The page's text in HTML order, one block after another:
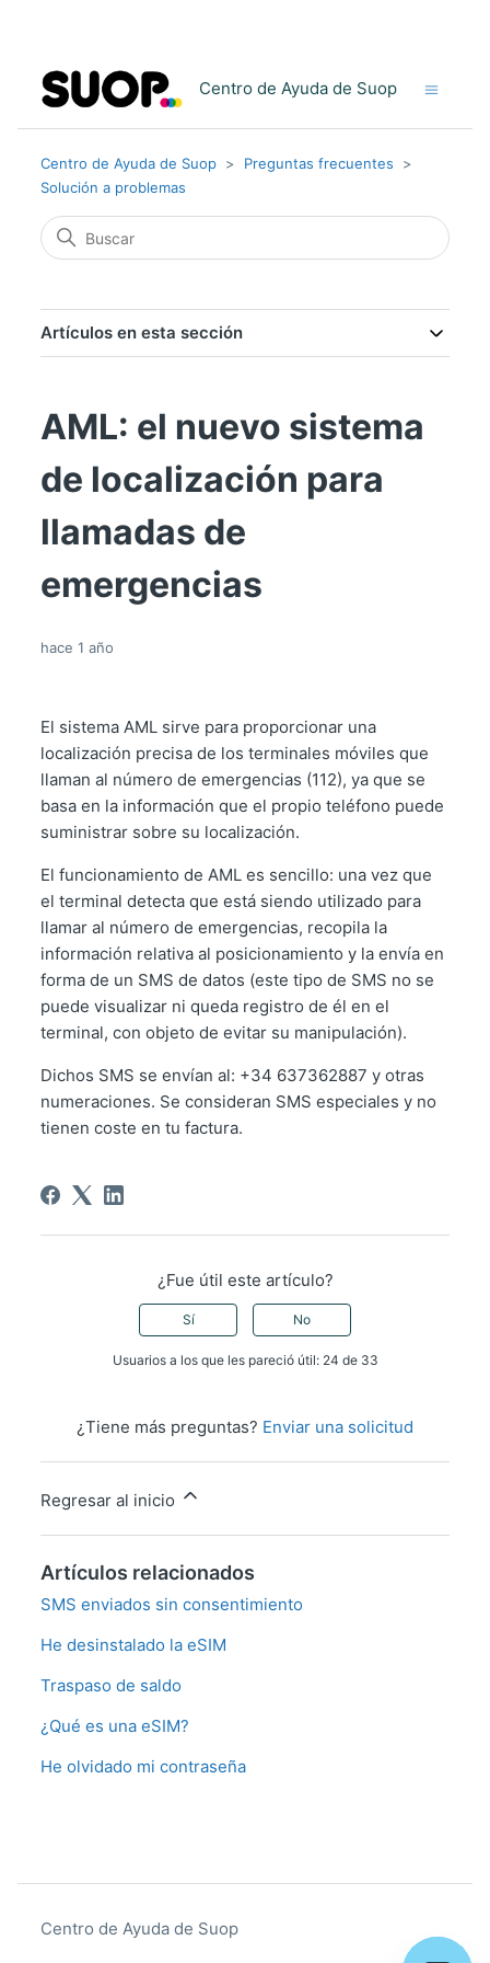
Centro de Ayuda de Suop
Centro de Ayuda de Suop
Preguntas frecuentes
Solución a problemas
Artículos en esta sección
AML: el nuevo sistema
de localización para
llamadas de
emergencias
hace 1 año
El sistema AML sirve para proporcionar una
localización precisa de los terminales móviles que
llaman al número de emergencias (112), ya que se
basa en la información que el propio teléfono puede
suministrar sobre su localización.
El funcionamiento de AML es sencillo: una vez que
el terminal detecta que está siendo utilizado para
llamar al número de emergencias, recopila la
información relativa al posicionamiento y la envía en
forma de un SMS de datos (este tipo de SMS no se
puede visualizar ni queda registro de él en el
terminal, con objeto de evitar su manipulación).
Dichos SMS se envían al: +34 637362887 y otras
numeraciones. Se consideran SMS especiales y no
tienen coste en tu factura.
¿Fue útil este artículo?
Sí No
Usuarios a los que les pareció útil: 24 de 33
¿Tiene más preguntas? Enviar una solicitud
Regresar al inicio
Artículos relacionados
SMS enviados sin consentimiento
He desinstalado la eSIM
Traspaso de saldo
¿Qué es una eSIM?
He olvidado mi contraseña
Centro de Ayuda de Suop